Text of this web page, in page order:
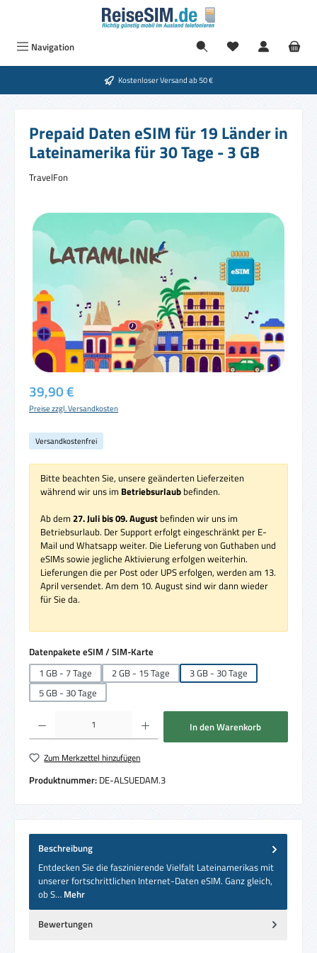
Zum Hauptinhalt springen
Navigation
Kostenloser Versand ab 50 €
Prepaid Daten eSIM für 19 Länder in
Lateinamerika für 30 Tage - 3 GB
TravelFon
Bildergalerie überspringen
Regulärer Preis:
39,90 €
Preise zzgl. Versandkosten
Versandkostenfrei
Bitte beachten Sie, unsere geänderten Lieferzeiten
während wir uns im Betriebsurlaub befinden.
Ab dem 27. Juli bis 09. August befinden wir uns im
Betriebsurlaub. Der Support erfolgt eingeschränkt per E-
Mail und Whatsapp weiter. Die Lieferung von Guthaben und
eSIMs sowie jegliche Aktivierung erfolgen weiterhin.
Lieferungen die per Post oder UPS erfolgen, werden am 13.
April versendet. Am dem 10. August sind wir dann wieder
für Sie da.
Datenpakete eSIM / SIM-Karte
1 GB - 7 Tage
2 GB - 15 Tage
3 GB - 30 Tage
5 GB - 30 Tage
Produkt Anzahl: Gib den gewünschten Wert ein oder benutze die Schaltflächen um
In den Warenkorb
Zum Merkzettel hinzufügen
Produktnummer: DE-ALSUEDAM.3
Beschreibung
Entdecken Sie die faszinierende Vielfalt Lateinamerikas mit
unserer fortschrittlichen Internet-Daten eSIM. Ganz gleich,
ob S… Mehr
Bewertungen